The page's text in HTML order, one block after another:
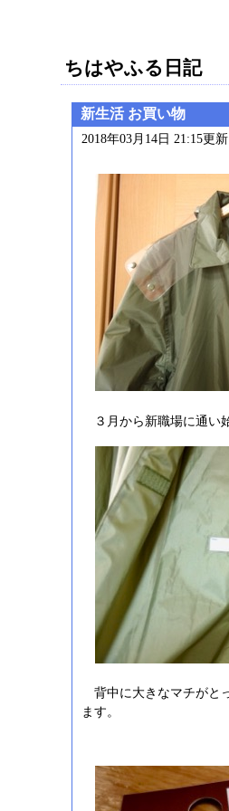
ちはやふる日記
新生活 お買い物
2018年03月14日 21:15更新
３月から新職場に通い
背中に大きなマチがと
ます。